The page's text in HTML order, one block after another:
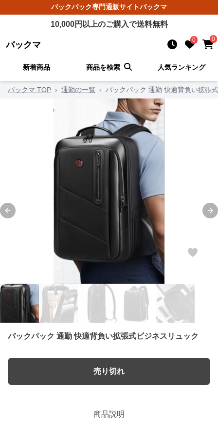
バックパック専門通販サイトバックマ
10,000円以上のご購入で送料無料
バックマ 0 0
新着商品 商品を検索 人気ランキング
バックマ TOP › 通勤の一覧 › バックパック 通勤 快適背負い拡張
Previous slide
バックパック 通勤 快適背負い拡張式ビジネスリュック
売り切れ
商品説明